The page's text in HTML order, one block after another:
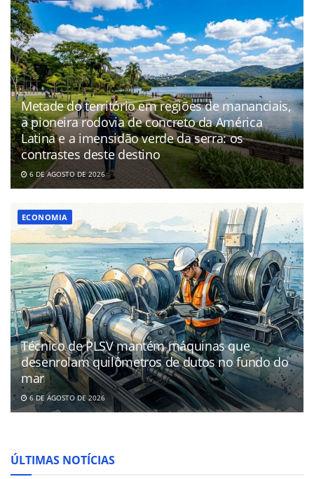
Metade do território em regiões de mananciais,
a pioneira rodovia de concreto da América
Latina e a imensidão verde da serra: os
contrastes deste destino
6 DE AGOSTO DE 2026
ECONOMIA
Técnico de PLSV mantém máquinas que
desenrolam quilômetros de dutos no fundo do
mar
6 DE AGOSTO DE 2026
ÚLTIMAS NOTÍCIAS